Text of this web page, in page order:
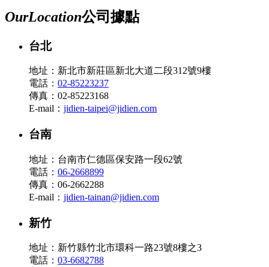
OurLocation公司據點
台北
地址：新北市新莊區新北大道二段312號9樓
電話： 02-85223237
傳真：02-85223168
E-mail： jidien-taipei@jidien.com
台南
地址：台南市仁德區保安路一段62號
電話： 06-2668899
傳真：06-2662288
E-mail： jidien-tainan@jidien.com
新竹
地址：新竹縣竹北市環科一路23號8樓之3
電話： 03-6682788